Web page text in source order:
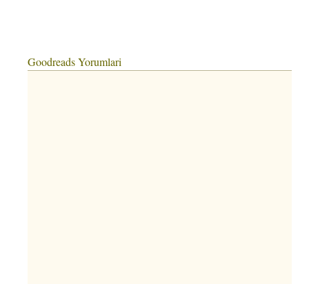
Goodreads Yorumlari